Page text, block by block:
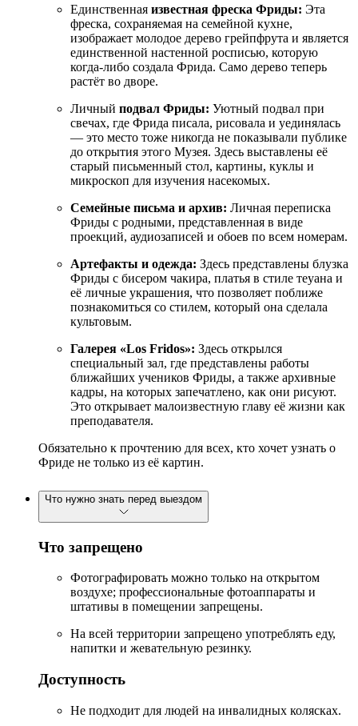
Единственная известная фреска Фриды: Эта
фреска, сохраняемая на семейной кухне,
изображает молодое дерево грейпфрута и является
единственной настенной росписью, которую
когда-либо создала Фрида. Само дерево теперь
растёт во дворе.
Личный подвал Фриды: Уютный подвал при
свечах, где Фрида писала, рисовала и уединялась
— это место тоже никогда не показывали публике
до открытия этого Музея. Здесь выставлены её
старый письменный стол, картины, куклы и
микроскоп для изучения насекомых.
Семейные письма и архив: Личная переписка
Фриды с родными, представленная в виде
проекций, аудиозаписей и обоев по всем номерам.
Артефакты и одежда: Здесь представлены блузка
Фриды с бисером чакира, платья в стиле теуана и
её личные украшения, что позволяет поближе
познакомиться со стилем, который она сделала
культовым.
Галерея «Los Fridos»: Здесь открылся
специальный зал, где представлены работы
ближайших учеников Фриды, а также архивные
кадры, на которых запечатлено, как они рисуют.
Это открывает малоизвестную главу её жизни как
преподавателя.
Обязательно к прочтению для всех, кто хочет узнать о
Фриде не только из её картин.
Что нужно знать перед выездом
Что запрещено
Фотографировать можно только на открытом
воздухе; профессиональные фотоаппараты и
штативы в помещении запрещены.
На всей территории запрещено употреблять еду,
напитки и жевательную резинку.
Доступность
Не подходит для людей на инвалидных колясках.